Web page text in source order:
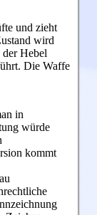
und zieht
wird
der Hebel
Die Waffe
in
würde
kommt